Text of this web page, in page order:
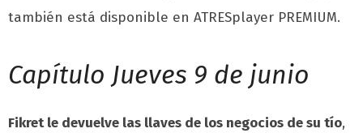
también está disponible en ATRESplayer PREMIUM.
Capítulo Jueves 9 de junio
Fikret le devuelve las llaves de los negocios de su tío,